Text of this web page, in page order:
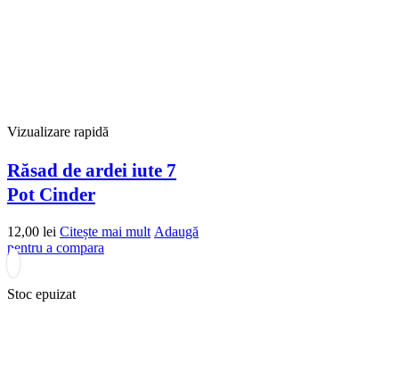
Vizualizare rapidă
Răsad de ardei iute 7
Pot Cinder
12,00 lei Citește mai mult Adaugă
pentru a compara
Stoc epuizat